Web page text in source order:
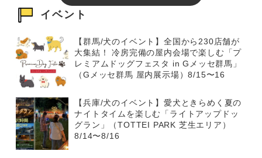
イベント
【群馬/犬のイベント】全国から230店舗が
大集結！ 冷房完備の屋内会場で楽しむ「プ
レミアムドッグフェスタ in Gメッセ群馬」
（Gメッセ群馬 屋内展示場）8/15〜16
【兵庫/犬のイベント】愛犬ときらめく夏の
ナイトタイムを楽しむ「ライトアップドッ
グラン」（TOTTEI PARK 芝生エリア）
8/14〜8/16